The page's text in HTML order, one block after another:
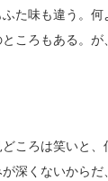
た味も違う。
ころもある。
ころは笑いと
深くないから